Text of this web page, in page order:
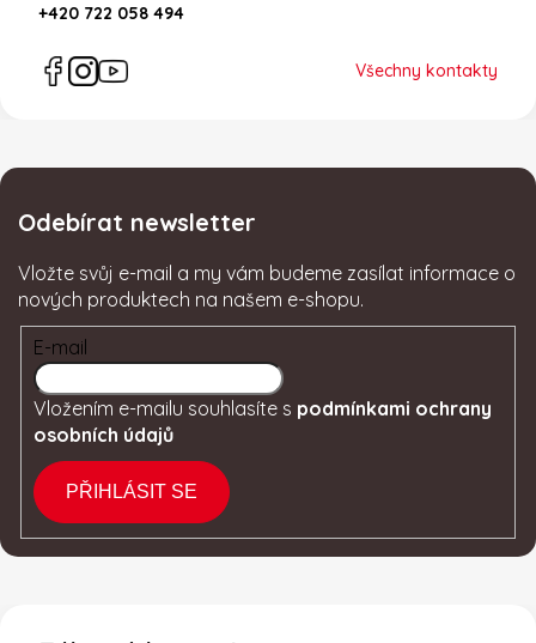
+420 722 058 494
Všechny kontakty
Odebírat newsletter
Vložte svůj e-mail a my vám budeme zasílat informace o
nových produktech na našem e-shopu.
E-mail
Vložením e-mailu souhlasíte s podmínkami ochrany
osobních údajů
PŘIHLÁSIT SE